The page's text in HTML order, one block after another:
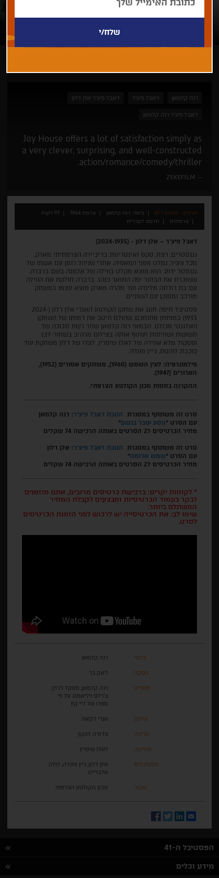
רנה קלמאן דאבל פיצ'ר דאבל פיצ'ר אלן דלון
דאבל פיצ'ר רנה קלמאן
Joy House offers a lot of satisfaction simply as
a very clever, surprising, and well-constructed
action/romance/comedy/thriller.
ZEKEFILM
ארכיון - פסטיבל 41 בימוי: רנה קלמאן צרפת 1964
97 דקות
צרפתית
תרגום לעברית
דאבל פיצ'ר – אלן דלון - (2024-1935)
גנגסטרים, רצח, סקס ואינטריגות בריביירה הצרפתית! מארק,
נוכל צעיר, נמלט מפני המאפיה, אחרי שניהל רומן עם אשתו של
גנגסטר ידוע. הוא מוצא מקלט בווילה של אלמנה בשם ברברה,
ששוכרת את הבחור יפה התואר כנהג. ברברה חולקת את הווילה
עם בת דודתה מלינדה ועד מהרה מארק מוצא עצמו במשחק
מורכב ומסוכן עם השתיים.
פסטיבל חיפה חוגג את שחקן הקולנוע האגדי אלן דלון (2024-
1935) במותחן מתוחכם, שהולם היטב את דמותו של השחקן
האלגנטי מכולם. הבמאי רנה קלמאן שוזר רשת סבוכה של
תשוקות ושחיתות ועוטף אותה בצילום מרהיב בשחור-לבן
ופסקול מלא אווירה של לאלו שיפרין. לצדו של דלון משחקת עוד
כוכבת לוהטת, ג'יין פונדה.
פילמוגרפיה: לעין השמש (1960), משחקים אסורים (1952),
הארורים (1947).
ההקרנה בחסות מכון הקולנוע הצרפתי.
סרט זה משתתף במסגרת הטבת דאבל פיצ'ר: רנה קלמאן
עם הסרט "נוסע עובר בגשם"
מחיר הכרטיסים ל2 הסרטים באותה הרכישה 74 שקלים
סרט זה משתתף במסגרת הטבת דאבל פיצ'ר: אלן דלון
עם הסרט "שמש אדומה"
מחיר הכרטיסים ל2 הסרטים באותה הרכישה 74 שקלים
* לקוחות יקרים: ברכישת כרטיסים מרובים, אתם מוזמנים
לבקר בעמוד הכרטיסיות ומבצעים לקבלת המחיר
המשתלם ביותר.
שימו לב: את הכרטיסייה יש לרכוש לפני הזמנת הכרטיסים
לסרט.
בימוי רנה קלמאן
הפקה ז'אק בר
תסריט
רנה קלמאן, פסקל ז'רדן,
צ'רלס ויליאמס, על פי
ספרו של דיי קין
צילום אנרי דקאה
עריכה פדורה זינקון
מוזיקה לאלו שיפרין
פסטיבלים
אלן דלון, ג'יין פונדה, לולה
אלברייט
מקור מכון הקולנוע הצרפתי
Email
LinkedIn
Twitter
Facebook
הפסטיבל ה-41
מידע וכלים